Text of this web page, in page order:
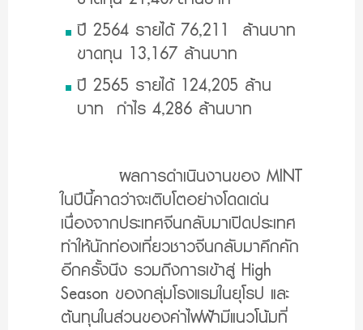
ปี 2564 รายได้ 76,211 ล้านบาท
ขาดทุน 13,167 ล้านบาท
ปี 2565 รายได้ 124,205 ล้าน
บาท กำไร 4,286 ล้านบาท
ผลการดำเนินงานของ MINT
ในปีนี้คาดว่าจะเติบโตอย่างโดดเด่น
เนื่องจากประเทศจีนกลับมาเปิดประเทศ
ทำให้นักท่องเที่ยวชาวจีนกลับมาคึกคัก
อีกครั้งนึง รวมถึงการเข้าสู่ High
Season ของกลุ่มโรงแรมในยุโรป และ
ต้นทุนในส่วนของค่าไฟฟ้ามีแนวโน้มที่